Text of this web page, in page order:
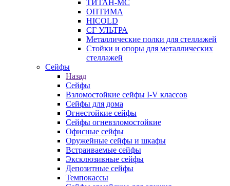
ТИТАН-МС
ОПТИМА
HICOLD
СГ УЛЬТРА
Металлические полки для стеллажей
Стойки и опоры для металлических
стеллажей
Сейфы
Назад
Сейфы
Взломостойкие сейфы I-V классов
Сейфы для дома
Огнестойкие сейфы
Сейфы огневзломостойкие
Офисные сейфы
Оружейные сейфы и шкафы
Встраиваемые сейфы
Эксклюзивные сейфы
Депозитные сейфы
Темпокассы